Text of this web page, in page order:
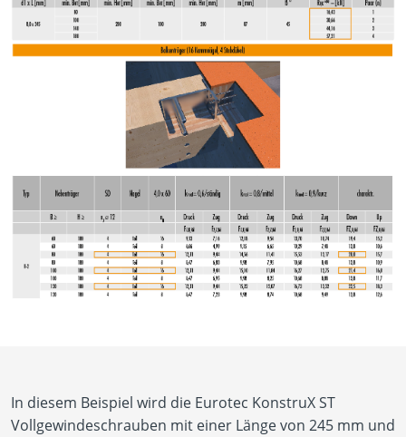
In diesem Beispiel wird die Eurotec KonstruX ST
Vollgewindeschrauben mit einer Länge von 245 mm und